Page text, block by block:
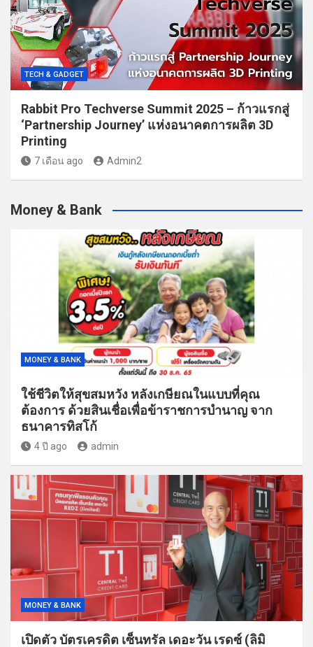
TECH & GADGET
Rabbit Pro Techverse Summit 2025 – ก้าวแรกสู่
‘Partnership Journey’ แห่งอนาคตการผลิต 3D
Printing
7 เดือน ago Admin2
Money & Bank
MONEY & BANK
ใช้ชีวิตให้สุขสมหวัง หลังเกษียณในแบบที่คุณ
ต้องการ ด้วยสินเชื่อเพื่อข้าราชการบำนาญ จาก
ธนาคารทิสโก้
4 ปี ago admin
MONEY & BANK
เปิดตัว บัตรเครดิต เซ็นทรัล เดอะวัน เรดซ์ (ลิมิ